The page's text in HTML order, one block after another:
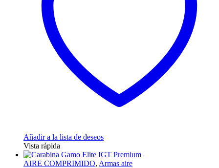
Añadir a la lista de deseos
Vista rápida
AIRE COMPRIMIDO, Armas aire